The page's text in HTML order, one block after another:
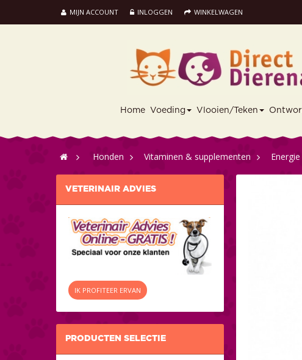
MIJN ACCOUNT INLOGGEN WINKELWAGEN
Home Voeding Vlooien/Teken
> Honden > Vitaminen & supplementen >
VETERINAIR ADVIES
IK PROFITEER ERVAN
PRODUCTEN SELECTIE